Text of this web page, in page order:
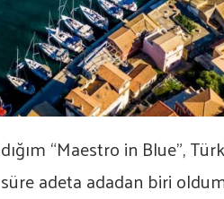
“Maestro in Blue”,
adeta adadan biri